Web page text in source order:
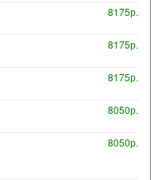
8175р.
8175р.
8175р.
8050р.
8050р.